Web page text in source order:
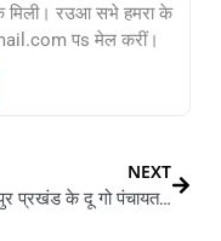
रउआ सभे हमरा के
पs मेल करीं।
NEXT
रघुनाथपुर प्रखंड के दू गो पंचायत में जिलाधिकारी के निर्देश पs भइल जांच